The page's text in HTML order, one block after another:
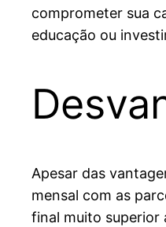
comprometer sua
educação ou
Apesar das
mensal com as
final muito superior